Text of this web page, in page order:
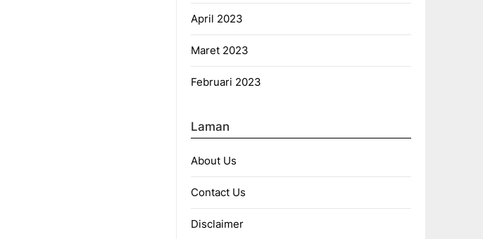
April 2023
Maret 2023
Februari 2023
Laman
About Us
Contact Us
Disclaimer